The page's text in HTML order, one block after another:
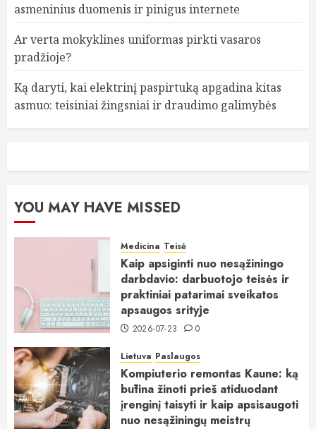
asmeninius duomenis ir pinigus internete
Ar verta mokyklines uniformas pirkti vasaros
pradžioje?
Ką daryti, kai elektrinį paspirtuką apgadina kitas
asmuo: teisiniai žingsniai ir draudimo galimybės
YOU MAY HAVE MISSED
Medicina Teisė
Kaip apsiginti nuo nesąžiningo
darbdavio: darbuotojo teisės ir
praktiniai patarimai sveikatos
apsaugos srityje
2026-07-23 0
Lietuva Paslaugos
Kompiuterio remontas Kaune: ką
būtina žinoti prieš atiduodant
įrenginį taisyti ir kaip apsisaugoti
nuo nesąžiningų meistrų